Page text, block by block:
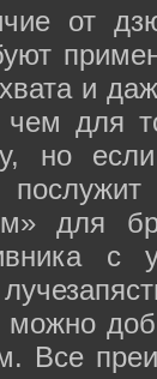
от
и
для
но
для
с
Все